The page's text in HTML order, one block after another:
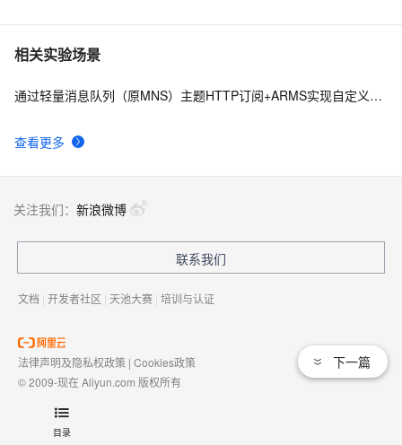
目录
相关实验场景
查看更多
通过轻量消息队列（原MNS）主题HTTP订阅+ARMS实现自定义数据多渠道告警
下一篇
关注我们： 新浪微博
联系我们
文档 | 开发者社区 | 天池大赛 | 培训与认证
法律声明及隐私权政策 | Cookies政策
© 2009-现在 Aliyun.com 版权所有
域名注册服务机构许可：